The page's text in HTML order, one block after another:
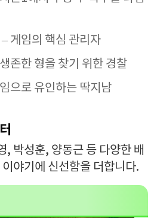
게임의 핵심 관리자
존한 형을 찾기 위한 경찰
으로 유인하는 딱지남
, 박성훈, 양동근 등 다양한 배
야기에 신선함을 더합니다.